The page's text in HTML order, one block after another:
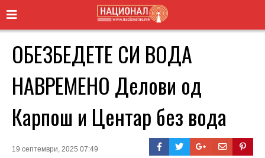
ОБЕЗБЕДЕТЕ СИ ВОДА
НАВРЕМЕНО Делови од
Карпош и Центар без вода
19 септември, 2025 07:49